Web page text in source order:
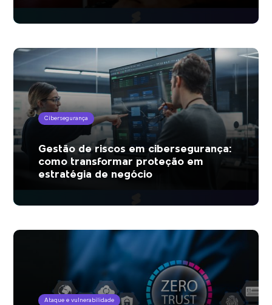
Cibersegurança
Gestão de riscos em cibersegurança:
como transformar proteção em
estratégia de negócio
Ataque e vulnerabilidade